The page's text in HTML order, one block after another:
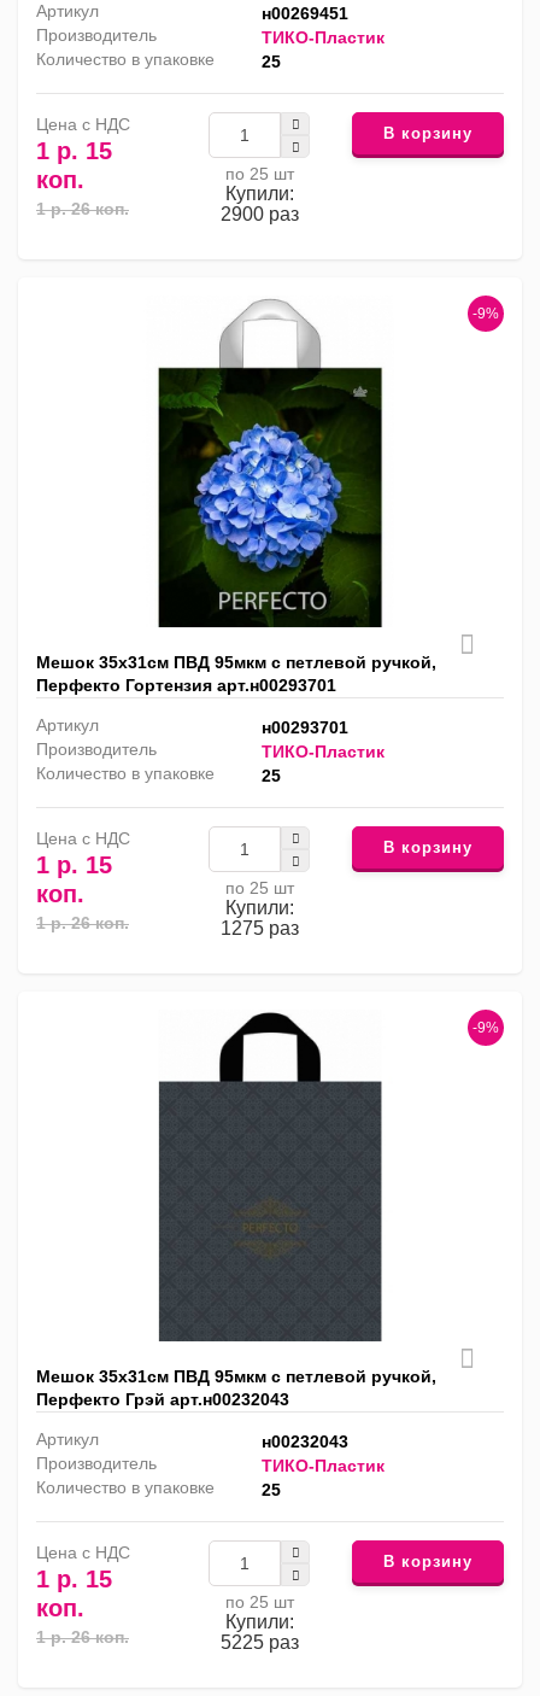
Артикул
н00269451
Производитель
ТИКО-Пластик
Количество в упаковке
25
Цена с НДС
1 р. 15
коп.
1 р. 26 коп.
по 25 шт
Купили:
2900 раз
В корзину
-9%
Мешок 35х31см ПВД 95мкм с петлевой ручкой,
Перфекто Гортензия арт.н00293701
Артикул
н00293701
Производитель
ТИКО-Пластик
Количество в упаковке
25
Цена с НДС
1 р. 15
коп.
1 р. 26 коп.
по 25 шт
Купили:
1275 раз
В корзину
-9%
Мешок 35х31см ПВД 95мкм с петлевой ручкой,
Перфекто Грэй арт.н00232043
Артикул
н00232043
Производитель
ТИКО-Пластик
Количество в упаковке
25
Цена с НДС
1 р. 15
коп.
1 р. 26 коп.
по 25 шт
Купили:
5225 раз
В корзину